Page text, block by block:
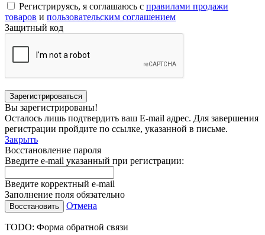
Регистрируясь, я соглашаюсь с правилами продажи
товаров и пользовательским соглашением
Защитный код
Вы зарегистрированы!
Осталось лишь подтвердить ваш E-mail адрес. Для завершения
регистрации пройдите по ссылке, указанной в письме.
Закрыть
Восстановление пароля
Введите e-mail указанный при регистрации:
Введите корректный e-mail
Заполнение поля обязательно
Отмена
TODO: Форма обратной связи